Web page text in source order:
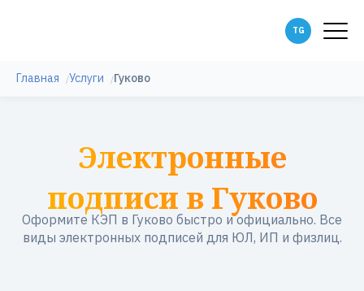
Главная Услуги Гуково
Электронные
подписи в Гуково
Оформите КЭП в Гуково быстро и официально. Все
виды электронных подписей для ЮЛ, ИП и физлиц.